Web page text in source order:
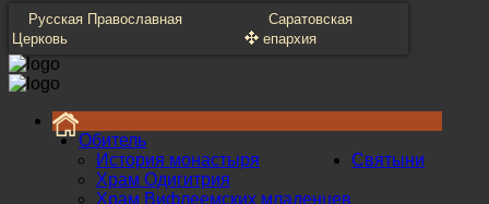
Русская Православная
Церковь
Саратовская
епархия
Обитель
История монастыря
Храм Одигитрия
Храм Вифлеемских младенцев
Святыни